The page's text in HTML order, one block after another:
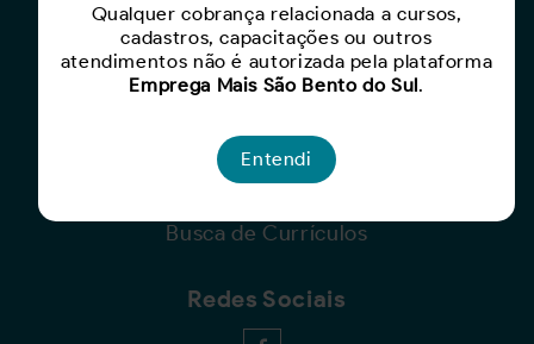
Busca de Oportunidades
Cadastro de Currículo
Capacite-se
Para Empresas
Busca de Currículos
Redes Sociais
Qualquer cobrança relacionada a cursos,
cadastros, capacitações ou outros
atendimentos não é autorizada pela plataforma
Emprega Mais São Bento do Sul.
Entendi